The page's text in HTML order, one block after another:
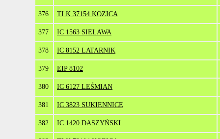
376 TLK 37154 KOZICA
377 IC 1563 SIELAWA
378 IC 8152 LATARNIK
379 EIP 8102
380 IC 6127 LEŚMIAN
381 IC 3823 SUKIENNICE
382 IC 1420 DASZYŃSKI